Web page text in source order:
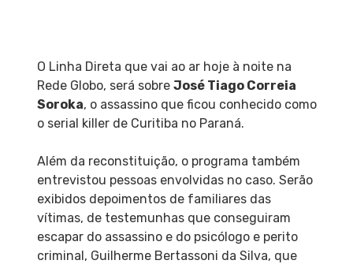
O Linha Direta que vai ao ar hoje à noite na
Rede Globo, será sobre José Tiago Correia
Soroka, o assassino que ficou conhecido como
o serial killer de Curitiba no Paraná.
Além da reconstituição, o programa também
entrevistou pessoas envolvidas no caso. Serão
exibidos depoimentos de familiares das
vítimas, de testemunhas que conseguiram
escapar do assassino e do psicólogo e perito
criminal, Guilherme Bertassoni da Silva, que